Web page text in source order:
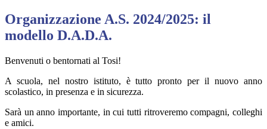
Organizzazione A.S. 2024/2025: il
modello D.A.D.A.
Benvenuti o bentornati al Tosi!
A scuola, nel nostro istituto, è tutto pronto per il nuovo anno
scolastico, in presenza e in sicurezza.
Sarà un anno importante, in cui tutti ritroveremo compagni, colleghi
e amici.